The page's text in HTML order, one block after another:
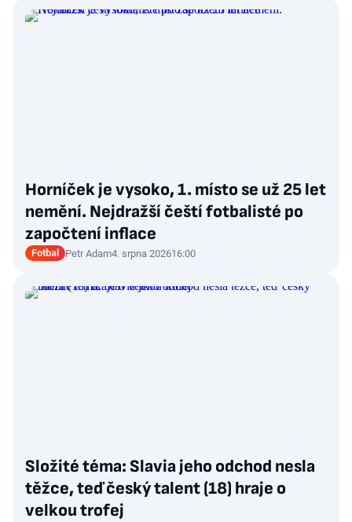
Horníček je vysoko, 1. místo se už 25 let
nemění. Nejdražší čeští fotbalisté po
započtení inflace
Fotbal Petr Adam4. srpna 202616:00
Složité téma: Slavia jeho odchod nesla
těžce, teď český talent (18) hraje o
velkou trofej